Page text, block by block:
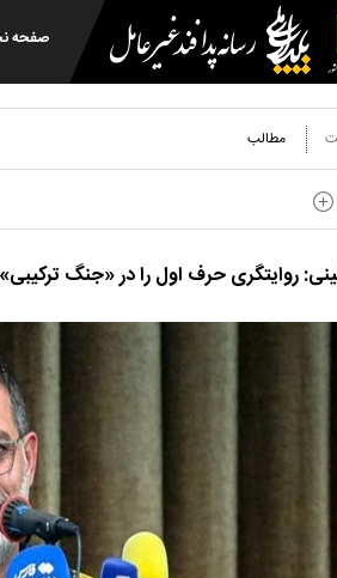
صفحه
مطالب
روایتگری حرف اول را در «جنگ